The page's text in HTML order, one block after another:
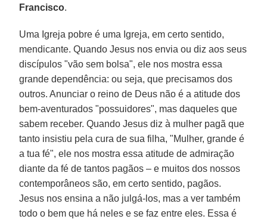
Francisco.
Uma Igreja pobre é uma Igreja, em certo sentido,
mendicante. Quando Jesus nos envia ou diz aos seus
discípulos "vão sem bolsa", ele nos mostra essa
grande dependência: ou seja, que precisamos dos
outros. Anunciar o reino de Deus não é a atitude dos
bem-aventurados "possuidores", mas daqueles que
sabem receber. Quando Jesus diz à mulher pagã que
tanto insistiu pela cura de sua filha, "Mulher, grande é
a tua fé", ele nos mostra essa atitude de admiração
diante da fé de tantos pagãos – e muitos dos nossos
contemporâneos são, em certo sentido, pagãos.
Jesus nos ensina a não julgá-los, mas a ver também
todo o bem que há neles e se faz entre eles. Essa é